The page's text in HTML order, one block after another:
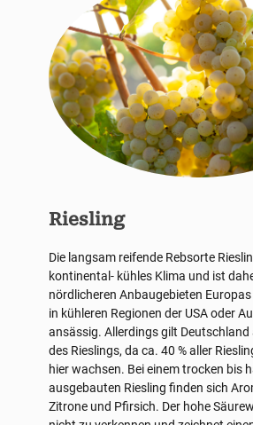
Riesling
Die langsam reifende Rebsorte
kontinental- kühles Klima und ist
nördlicheren Anbaugebieten
in kühleren Regionen der USA oder
ansässig. Allerdings gilt Deutschland
des Rieslings, da ca. 40 % aller
hier wachsen. Bei einem trocken bis
ausgebauten Riesling finden sich
Zitrone und Pfirsich. Der hohe